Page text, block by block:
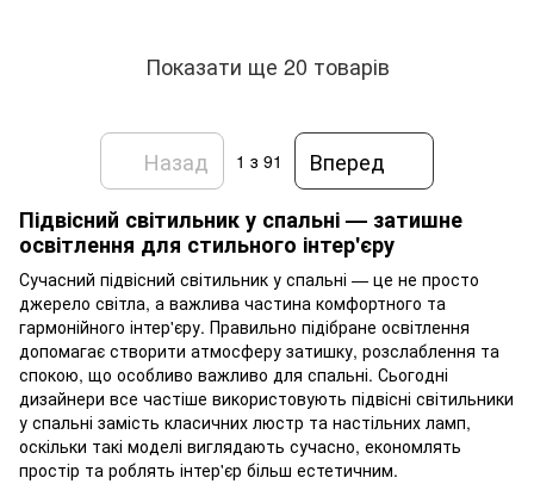
Показати ще 20 товарів
Назад 1 з 91
Вперед
Підвісний світильник у спальні — затишне
освітлення для стильного інтер'єру
Сучасний підвісний світильник у спальні — це не просто
джерело світла, а важлива частина комфортного та
гармонійного інтер'єру. Правильно підібране освітлення
допомагає створити атмосферу затишку, розслаблення та
спокою, що особливо важливо для спальні. Сьогодні
дизайнери все частіше використовують підвісні світильники
у спальні замість класичних люстр та настільних ламп,
оскільки такі моделі виглядають сучасно, економлять
простір та роблять інтер'єр більш естетичним.